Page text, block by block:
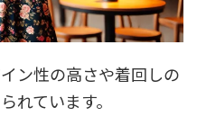
ン性の高さや着回しの
れています。